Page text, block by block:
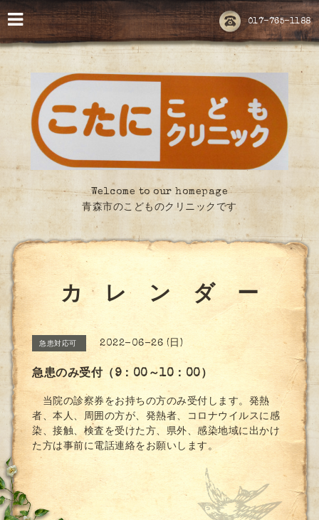
017-765-1188
Welcome to our homepage
青森市のこどものクリニックです
カ レ ン ダ ー
急患対応可 2022-06-26 (日)
急患のみ受付（9：00～10：00）
当院の診察券をお持ちの方のみ受付します。発熱
者、本人、周囲の方が、発熱者、コロナウイルスに感
染、接触、検査を受けた方、県外、感染地域に出かけ
た方は事前に電話連絡をお願いします。